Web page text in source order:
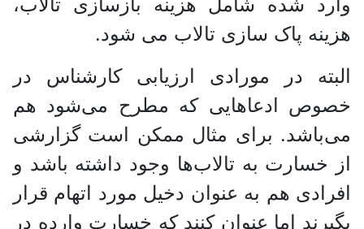
هزینه پاک سازی تالاب می شود.
البته در مورادی ارزیابی کارشناس در
خصوص ادعا‌هایی که مطرح می‌شود هم
می‌باشد. برای مثال ممکن است گزارشی
از خسارت به تالاب‌ها وجود داشته باشد و
افرادی هم به عنوان دخیل مورد اتهام قرار
بگیرند اما عنوان کنند که خسارت وارده در